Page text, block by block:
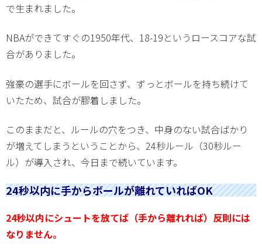
で生まれました。
NBAができてすぐの1950年代、18-19というロースコアな試
合がありました。
強豪の選手にボールを回さず、ずっとボールを持ち続けて
いたため、試合が膠着しました。
このままだと、ルールの穴をつき、中身のない試合ばかり
が増えてしまうということから、24秒ルール（30秒ルー
ル）が導入され、今日まで続いています。
24秒以内に手からボールが離れていればOK
24秒以内にシュートを放てば（手から離れれば）反則には
なりません。